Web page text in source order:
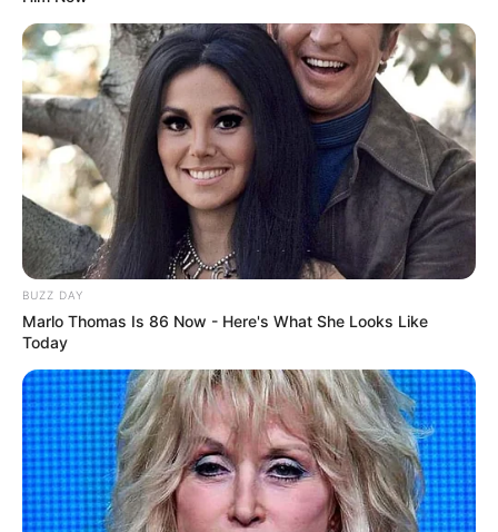
BUZZ DAY
Marlo Thomas Is 86 Now - Here's What She Looks Like
Today